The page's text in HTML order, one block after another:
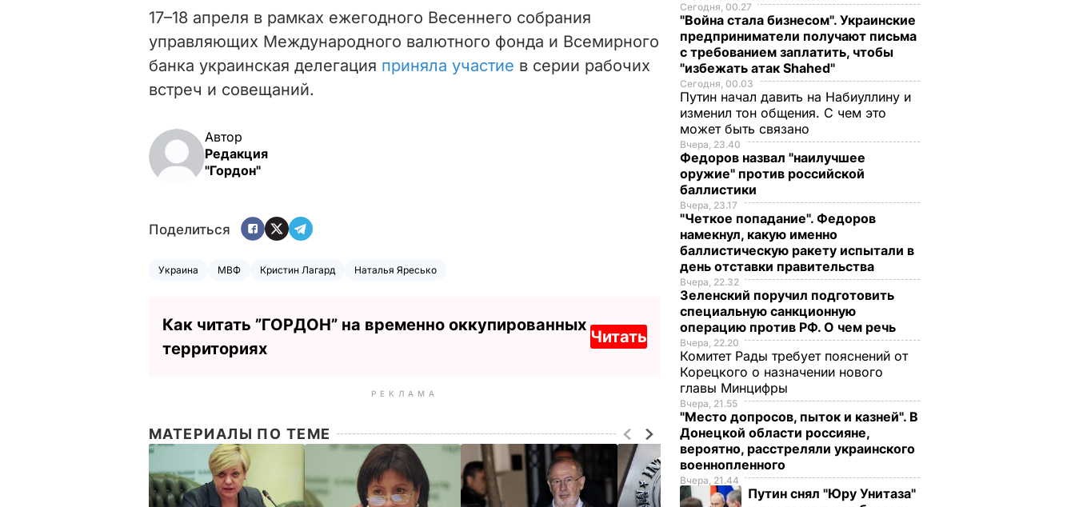
17–18 апреля в рамках ежегодного Весеннего собрания
управляющих Международного валютного фонда и Всемирного
банка украинская делегация приняла участие в серии рабочих
встреч и совещаний.
Автор
Редакция
"Гордон"
Поделиться
Украина МВФ Кристин Лагард Наталья Яресько
Как читать ”ГОРДОН” на временно оккупированных
территориях
Читать
РЕКЛАМА
МАТЕРИАЛЫ ПО ТЕМЕ
Сегодня, 00.27
"Война стала бизнесом". Украинские
предприниматели получают письма
с требованием заплатить, чтобы
"избежать атак Shahed"
Сегодня, 00.03
Путин начал давить на Набиуллину и
изменил тон общения. С чем это
может быть связано
Вчера, 23.40
Федоров назвал "наилучшее
оружие" против российской
баллистики
Вчера, 23.17
"Четкое попадание". Федоров
намекнул, какую именно
баллистическую ракету испытали в
день отставки правительства
Вчера, 22.32
Зеленский поручил подготовить
специальную санкционную
операцию против РФ. О чем речь
Вчера, 22.20
Комитет Рады требует пояснений от
Корецкого о назначении нового
главы Минцифры
Вчера, 21.55
"Место допросов, пыток и казней". В
Донецкой области россияне,
вероятно, расстреляли украинского
военнопленного
Вчера, 21.44
Путин снял "Юру Унитаза"